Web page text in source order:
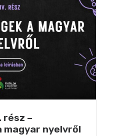
rész –
magyar nyelvről